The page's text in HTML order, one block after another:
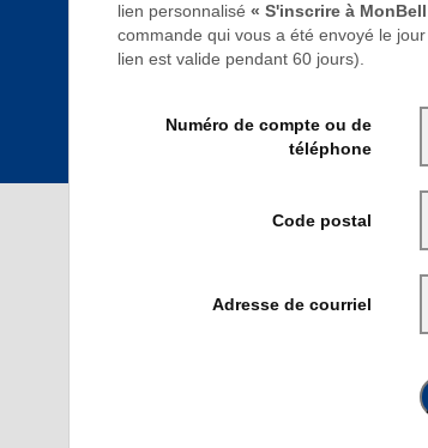
lien personnalisé « S'inscrire à MonBell
commande qui vous a été envoyé le
lien est valide pendant 60 jours).
Numéro de compte ou de
téléphone
Code postal
Adresse de courriel